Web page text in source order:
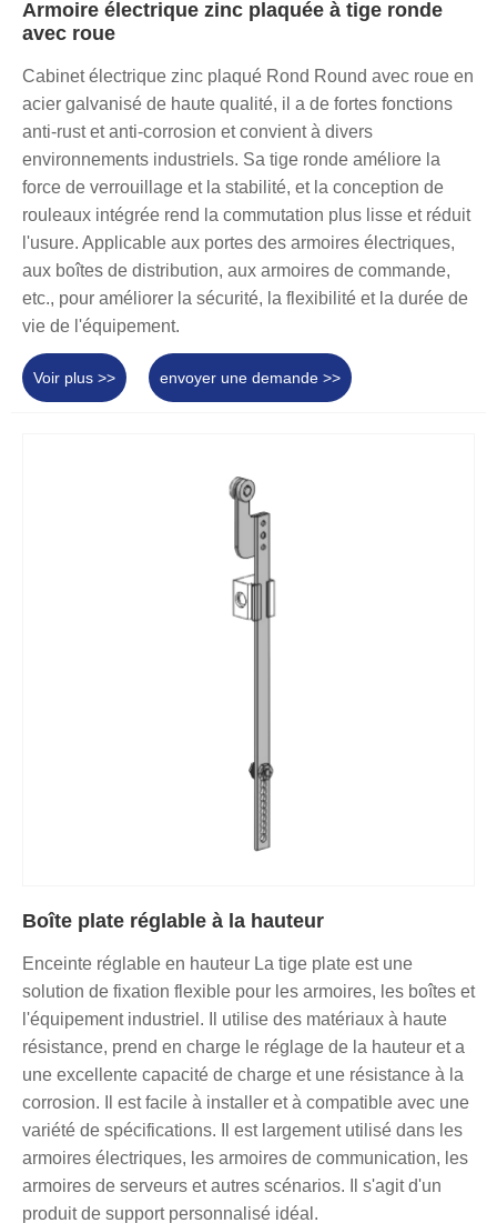
Armoire électrique zinc plaquée à tige ronde
avec roue
Cabinet électrique zinc plaqué Rond Round avec roue en
acier galvanisé de haute qualité, il a de fortes fonctions
anti-rust et anti-corrosion et convient à divers
environnements industriels. Sa tige ronde améliore la
force de verrouillage et la stabilité, et la conception de
rouleaux intégrée rend la commutation plus lisse et réduit
l'usure. Applicable aux portes des armoires électriques,
aux boîtes de distribution, aux armoires de commande,
etc., pour améliorer la sécurité, la flexibilité et la durée de
vie de l'équipement.
Voir plus >> envoyer une demande >>
Boîte plate réglable à la hauteur
Enceinte réglable en hauteur La tige plate est une
solution de fixation flexible pour les armoires, les boîtes et
l'équipement industriel. Il utilise des matériaux à haute
résistance, prend en charge le réglage de la hauteur et a
une excellente capacité de charge et une résistance à la
corrosion. Il est facile à installer et à compatible avec une
variété de spécifications. Il est largement utilisé dans les
armoires électriques, les armoires de communication, les
armoires de serveurs et autres scénarios. Il s'agit d'un
produit de support personnalisé idéal.